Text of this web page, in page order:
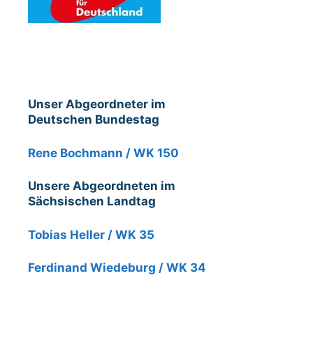
Unser Abgeordneter im
Deutschen Bundestag
Rene Bochmann / WK 150
Unsere Abgeordneten im
Sächsischen Landtag
Tobias Heller / WK 35
Ferdinand Wiedeburg / WK 34